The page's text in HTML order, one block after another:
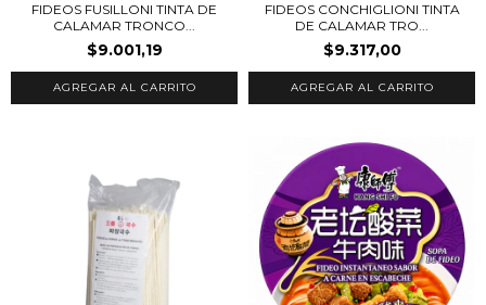
FIDEOS FUSILLONI TINTA DE
CALAMAR TRONCO...
$9.001,19
FIDEOS CONCHIGLIONI TINTA
DE CALAMAR TRO...
$9.317,00